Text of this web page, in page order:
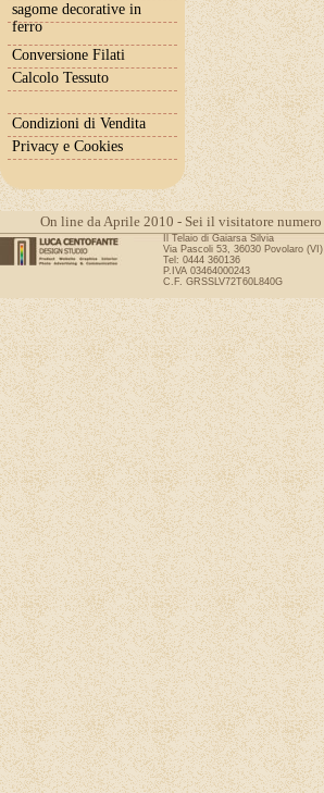
sagome decorative in
ferro
Conversione Filati
Calcolo Tessuto
Condizioni di Vendita
Privacy e Cookies
On line da Aprile 2010 - Sei il visitatore
Il Telaio di Gaiarsa Silvia
Via Pascoli 53, 36030 Povolaro (VI)
Tel: 0444 360136
P.IVA 03464000243
C.F. GRSSLV72T60L840G